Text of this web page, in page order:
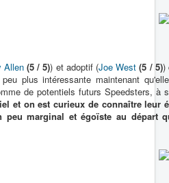
Allen (5 / 5)) et adoptif (Joe West (5 / 5))
plus intéressante maintenant
de potentiels futurs Speedsters, à
et on est curieux de connaître leur
marginal et égoïste au départ